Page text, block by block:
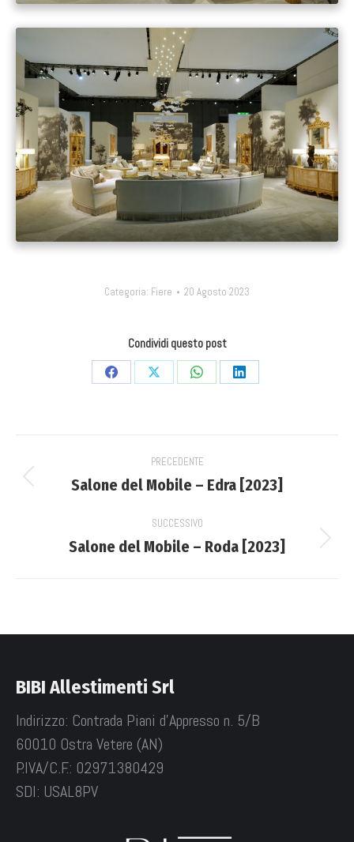
Categoria: Fiere 20 Agosto 2023
Condividi questo post
CondividiCondividiCondividiCondividi
navigation
PRECEDENTE
Previous
Salone del Mobile – Edra [2023]
SUCCESSIVO
Next
Salone del Mobile – Roda [2023]
BIBI Allestimenti Srl
Indirizzo: Contrada Piani d'Appresso n. 5/B
60010 Ostra Vetere (AN)
P.IVA/C.F.: 02971380429
SDI: USAL8PV